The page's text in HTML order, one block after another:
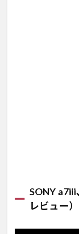
SONY
レビュー）